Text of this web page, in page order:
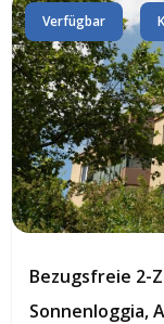
Verfügbar
Bezugsfreie 2-
Sonnenloggia,